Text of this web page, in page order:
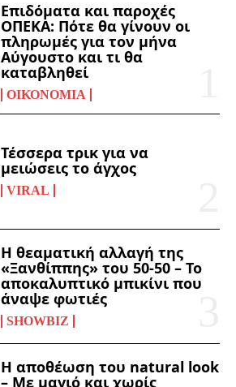
Επιδόματα και παροχές
ΟΠΕΚΑ: Πότε θα γίνουν οι
πληρωμές για τον μήνα
Αύγουστο και τι θα
καταβληθεί
ΟΙΚΟΝΟΜΊΑ
Τέσσερα τρικ για να
μειώσεις το άγχος
VIRAL
Η θεαματική αλλαγή της
«Ξανθίππης» του 50-50 – Το
αποκαλυπτικό μπικίνι που
άναψε φωτιές
SHOWBIZ
Η αποθέωση του natural look
– Με μαγιό και χωρίς